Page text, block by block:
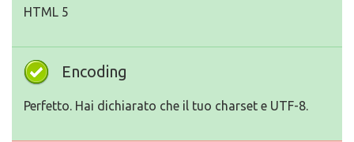
HTML 5
Encoding
Perfetto. Hai dichiarato che il tuo charset e UTF-8.